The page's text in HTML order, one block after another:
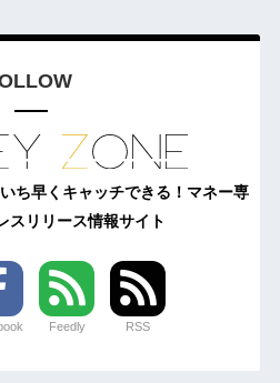
ち早くキャッチできる！マネー専
スリリース情報サイト
Feedly RSS